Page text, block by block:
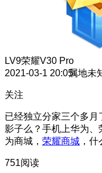
LV9荣耀V30 Pro
2021-03-1 20:05属地未
关注
已经独立分家三个多月
影子么？手机上华为、
为商城， 荣耀商城 ，
751阅读